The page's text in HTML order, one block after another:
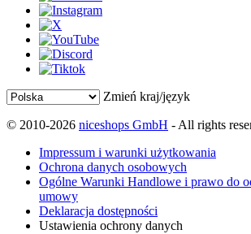
Zmień kraj/język
© 2010-2026 niceshops GmbH - All rights
Impressum i warunki użytkowania
Ochrona danych osobowych
Ogólne Warunki Handlowe i prawo do
umowy
Deklaracja dostępności
Ustawienia ochrony danych